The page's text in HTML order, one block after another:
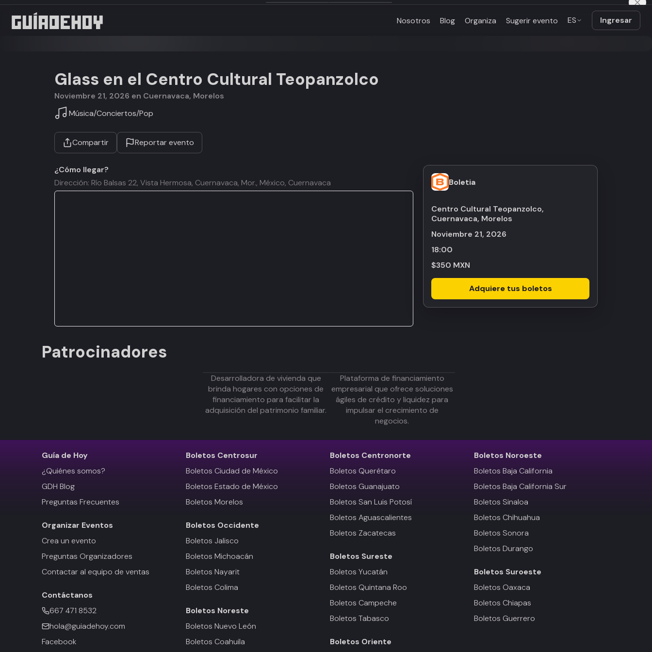
Nosotros Blog Organiza Sugerir evento ES Ingresar
Glass en el Centro Cultural Teopanzolco
noviembre 21, 2026 en Cuernavaca, Morelos
Música/Conciertos/Pop
Compartir Reportar evento
Boletia
Centro Cultural Teopanzolco,
Cuernavaca, Morelos
noviembre 21, 2026
18:00
$350 MXN
Adquiere tus boletos
¿Cómo llegar?
Dirección: Río Balsas 22, Vista Hermosa, Cuernavaca, Mor., México, Cuernavaca
Patrocinadores
Desarrolladora de vivienda que
brinda hogares con opciones de
financiamiento para facilitar la
adquisición del patrimonio familiar.
Plataforma de financiamiento
empresarial que ofrece soluciones
ágiles de crédito y liquidez para
impulsar el crecimiento de
negocios.
Guía de Hoy
¿Quiénes somos?
GDH Blog
Preguntas Frecuentes
Organizar Eventos
Crea un evento
Preguntas Organizadores
Contactar al equipo de ventas
Contáctanos
667 471 8532
hola@guiadehoy.com
Facebook
Boletos Centrosur
Boletos Ciudad de México
Boletos Estado de México
Boletos Morelos
Boletos Occidente
Boletos Jalisco
Boletos Michoacán
Boletos Nayarit
Boletos Colima
Boletos Noreste
Boletos Nuevo León
Boletos Coahuila
Boletos Centronorte
Boletos Querétaro
Boletos Guanajuato
Boletos San Luis Potosí
Boletos Aguascalientes
Boletos Zacatecas
Boletos Sureste
Boletos Yucatán
Boletos Quintana Roo
Boletos Campeche
Boletos Tabasco
Boletos Oriente
Boletos Noroeste
Boletos Baja California
Boletos Baja California Sur
Boletos Sinaloa
Boletos Chihuahua
Boletos Sonora
Boletos Durango
Boletos Suroeste
Boletos Oaxaca
Boletos Chiapas
Boletos Guerrero